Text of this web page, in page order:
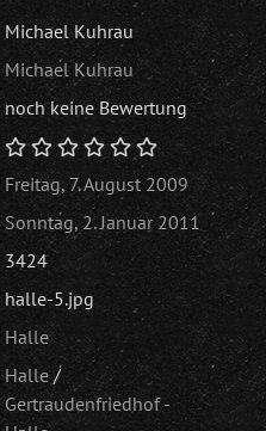
Michael Kuhrau
Michael Kuhrau
noch keine Bewertung
Freitag, 7. August 2009
Sonntag, 2. Januar 2011
3424
halle-5.jpg
Halle
Halle/
Gertraudenfriedhof -